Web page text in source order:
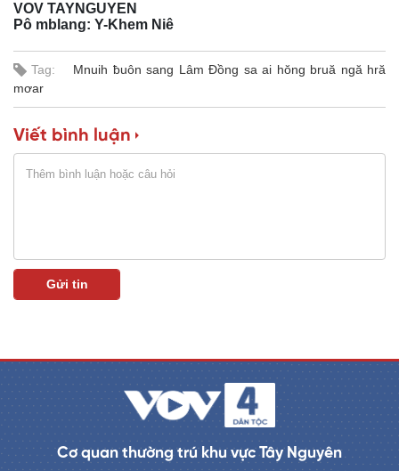
VOV TAYNGUYEN
Pô mblang: Y-Khem Niê
Tag:
Mnuih ƀuôn sang Lâm Đồng sa ai hŏng bruă ngă hră
mơar
Viết bình luận
Cơ quan thường trú khu vực Tây Nguyên